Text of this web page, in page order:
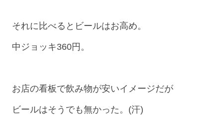
それに比べるとビールはお高め。
中ジョッキ360円。
お店の看板で飲み物が安いイメージだが
ビールはそうでも無かった。(汗)